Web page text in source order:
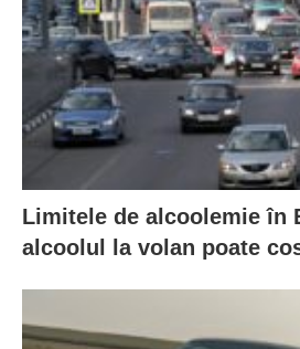
Limitele de alcoolemie în
alcoolul la volan poate